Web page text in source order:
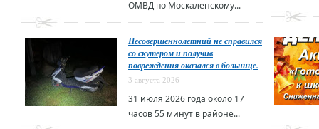
ОМВД по Москаленскому...
Несовершеннолетний не справился
со скутером и получив
повреждения оказался в больнице.
3 августа 2026
31 июля 2026 года около 17
часов 55 минут в районе...